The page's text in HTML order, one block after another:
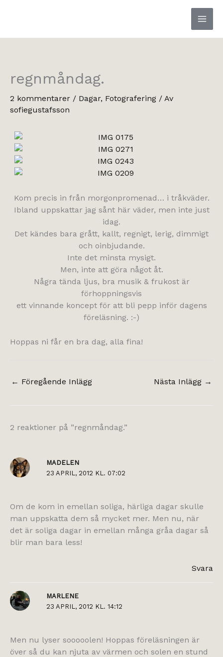
regnmåndag.
2 kommentarer / Dagar, Fotografering / Av
sofiegustafsson
Kom precis in från morgonpromenad… i tråkväder.
Ibland uppskattar jag sånt här väder, men inte just
idag.
Det kändes bara grått, kallt, regnigt, lerig, dimmigt
och oinbjudande.
Inte det minsta mysigt.
Men, inte att göra något åt.
Några tända ljus, bra musik & frukost är
förhoppningsvis
ett vinnande koncept för att bli pepp inför dagens
föreläsning. :-)
Hoppas ni får en bra dag, alla fina!
← Föregående Inlägg Nästa Inlägg →
2 reaktioner på ”regnmåndag.”
MADELEN
23 APRIL, 2012 KL. 07:02
Om de kom in emellan soliga, härliga dagar skulle
man uppskatta dem så mycket mer. Men nu, när
det är soliga dagar in emellan många gråa dagar så
blir man bara less!
Svara
MARLENE
23 APRIL, 2012 KL. 14:12
Men nu lyser sooooolen! Hoppas föreläsningen är
över så du kan njuta av värmen och solen en stund